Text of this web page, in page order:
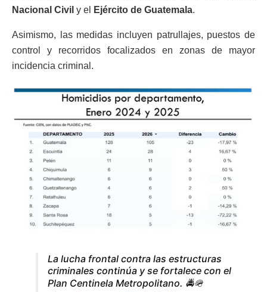
Nacional Civil y el Ejército de Guatemala.
Asimismo, las medidas incluyen patrullajes, puestos de
control y recorridos focalizados en zonas de mayor
incidencia criminal.
La lucha frontal contra las estructuras
criminales continúa y se fortalece con el
Plan Centinela Metropolitano. 🚔🪖